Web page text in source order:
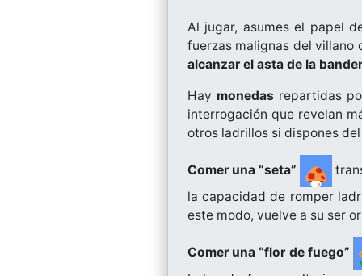
Al jugar, asumes el papel
fuerzas malignas del villano
alcanzar el asta de la
Hay monedas repartidas
interrogación que revelan
otros ladrillos si dispones
Comer una “seta”
la capacidad de romper
este modo, vuelve a su ser
Comer una “flor de fuego”